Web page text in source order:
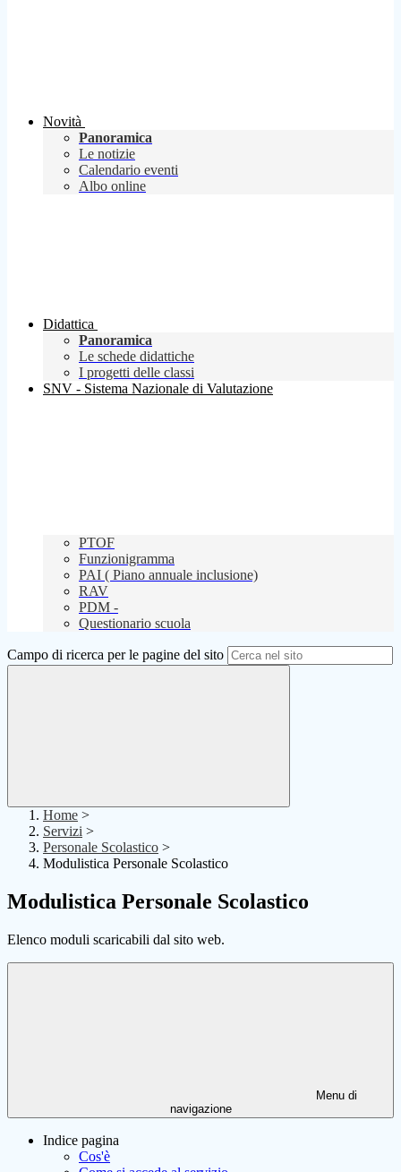
Novità
Panoramica
Le notizie
Calendario eventi
Albo online
Didattica
Panoramica
Le schede didattiche
I progetti delle classi
SNV - Sistema Nazionale di Valutazione
PTOF
Funzionigramma
PAI ( Piano annuale inclusione)
RAV
PDM -
Questionario scuola
Campo di ricerca per le pagine del sito
Home >
Servizi >
Personale Scolastico >
Modulistica Personale Scolastico
Modulistica Personale Scolastico
Elenco moduli scaricabili dal sito web.
Menu di
navigazione
Indice pagina
Cos'è